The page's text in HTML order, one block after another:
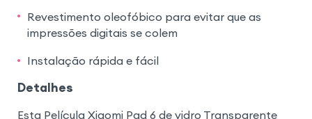
Revestimento oleofóbico para evitar que as
impressões digitais se colem
Instalação rápida e fácil
Detalhes
Esta Película Xiaomi Pad 6 de vidro Transparente